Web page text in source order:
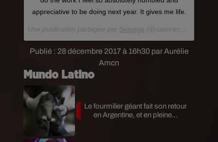
Publié : 28 décembre 2017 à 16h30 par Aurélie
Amcn
appreciative to be doing next year. It gives me life.
Une publication partagée par Solange (@saintrecords) le
Mundo Latino
Le fourmilier géant fait son retour
en Argentine, et en pleine...